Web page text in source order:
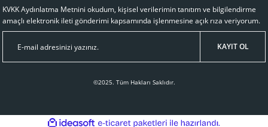
KVKK Aydınlatma Metnini okudum, kişisel verilerimin tanıtım ve bilgilendirme
amaçlı elektronik ileti gönderimi kapsamında işlenmesine açık rıza veriyorum.
KAYIT OL
©2025. Tüm Hakları Saklıdır.
ideasoft e-